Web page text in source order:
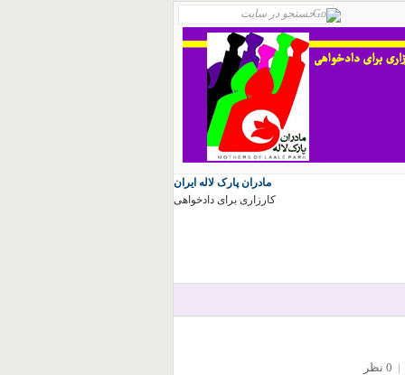
مادران پارک لاله ایران
کارزاری برای دادخواهی
| 0 نظر